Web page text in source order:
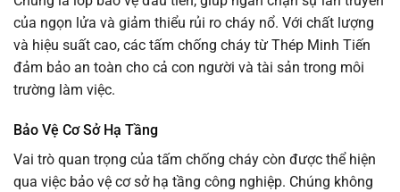
của ngọn lửa và giảm thiểu rủi ro cháy nổ. Với chất lượng
và hiệu suất cao, các tấm chống cháy từ Thép Minh Tiến
đảm bảo an toàn cho cả con người và tài sản trong môi
trường làm việc.
Bảo Vệ Cơ Sở Hạ Tầng
Vai trò quan trọng của tấm chống cháy còn được thể hiện
qua việc bảo vệ cơ sở hạ tầng công nghiệp. Chúng không